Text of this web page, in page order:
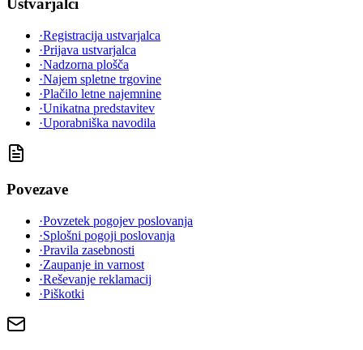
Ustvarjalci
·Registracija ustvarjalca
·Prijava ustvarjalca
·Nadzorna plošča
·Najem spletne trgovine
·Plačilo letne najemnine
·Unikatna predstavitev
·Uporabniška navodila
Povezave
·Povzetek pogojev poslovanja
·Splošni pogoji poslovanja
·Pravila zasebnosti
·Zaupanje in varnost
·Reševanje reklamacij
·Piškotki